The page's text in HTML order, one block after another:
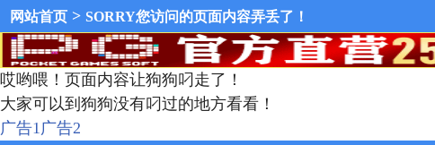
网站首页 > SORRY您访问的页面内容弄丢了！
哎哟喂！页面内容让狗狗叼走了！
大家可以到狗狗没有叼过的地方看看！
广告1广告2